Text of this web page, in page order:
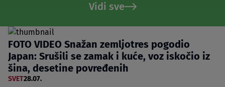
Vidi sve
FOTO VIDEO Snažan zemljotres pogodio
Japan: Srušili se zamak i kuće, voz iskočio iz
šina, desetine povređenih
SVET28.07.